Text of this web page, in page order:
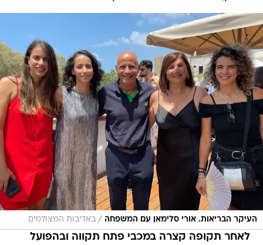
העיקר הבריאות. אורי סלימאן עם המשפחה / באדיבות המצולמים
לאחר תקופה קצרה במכבי פתח תקווה ובהפועל
יהוד, חזרת למכבי תל אביב. איך זה הרגיש?